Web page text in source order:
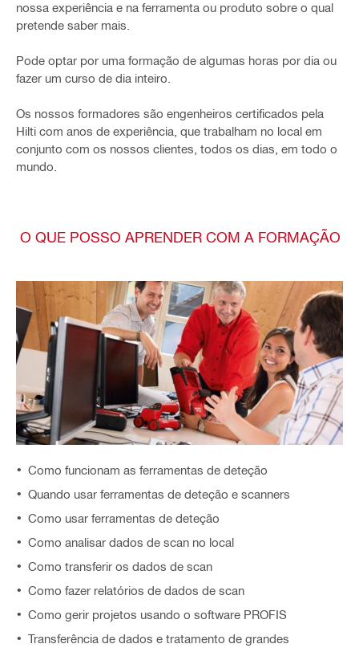
nossa experiência e na ferramenta ou produto sobre o qual
pretende saber mais.
Pode optar por uma formação de algumas horas por dia ou
fazer um curso de dia inteiro.
Os nossos formadores são engenheiros certificados pela
Hilti com anos de experiência, que trabalham no local em
conjunto com os nossos clientes, todos os dias, em todo o
mundo.
O QUE POSSO APRENDER COM A FORMAÇÃO
Como funcionam as ferramentas de deteção
Quando usar ferramentas de deteção e scanners
Como usar ferramentas de deteção
Como analisar dados de scan no local
Como transferir os dados de scan
Como fazer relatórios de dados de scan
Como gerir projetos usando o software PROFIS
Transferência de dados e tratamento de grandes